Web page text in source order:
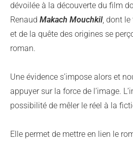
dévoilée à la découverte du film
Renaud Makach Mouchkil, dont le
et de la quête des origines se
roman.
Une évidence s’impose alors et
appuyer sur la force de l’image.
possibilité de mêler le réel à la
Elle permet de mettre en lien le